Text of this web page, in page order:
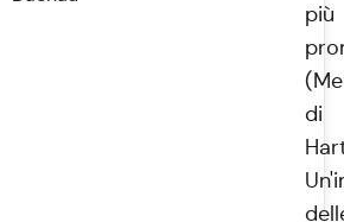
più
di